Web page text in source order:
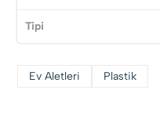
Tipi
Ev Aletleri Plastik